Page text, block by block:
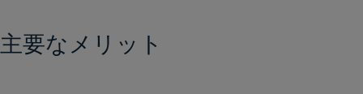
主要なメリット